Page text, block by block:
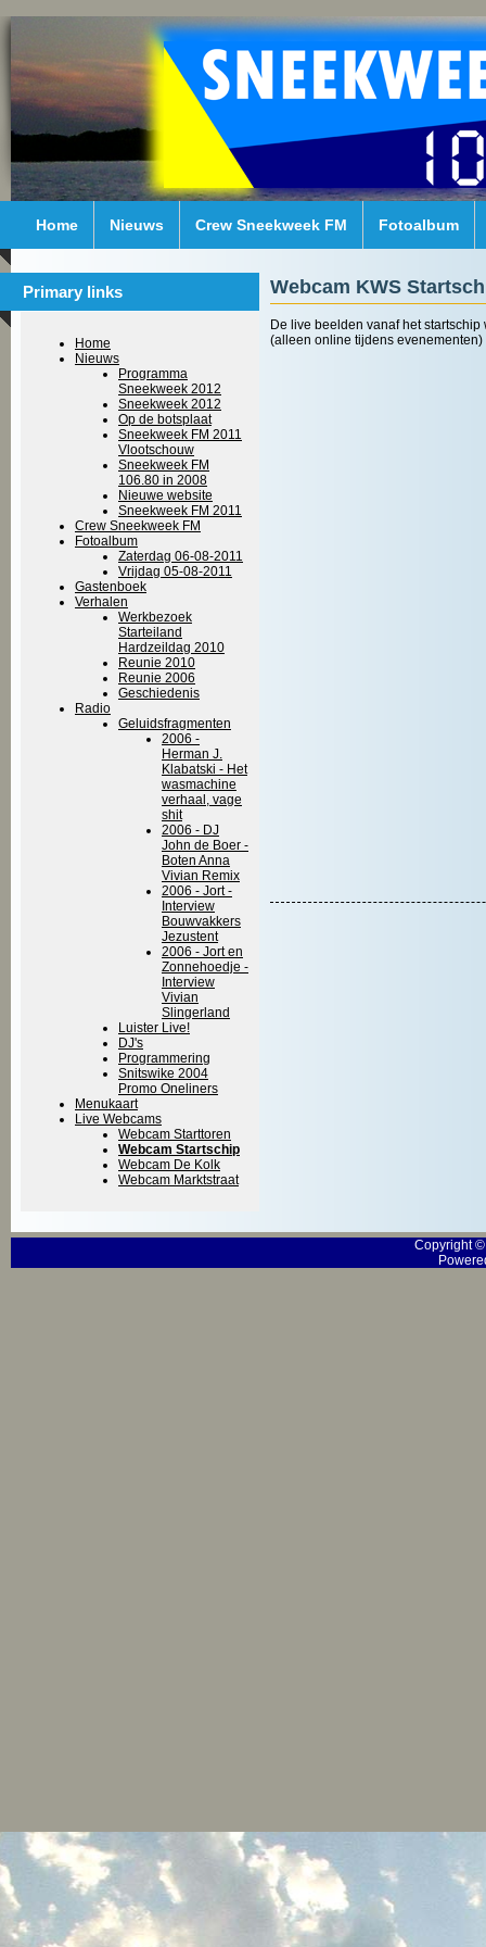
Home Nieuws Crew Sneekweek FM Fotoalbum
Primary links
Home
Nieuws
Programma
Sneekweek 2012
Sneekweek 2012
Op de botsplaat
Sneekweek FM 2011
Vlootschouw
Sneekweek FM
106.80 in 2008
Nieuwe website
Sneekweek FM 2011
Crew Sneekweek FM
Fotoalbum
Zaterdag 06-08-2011
Vrijdag 05-08-2011
Gastenboek
Verhalen
Werkbezoek
Starteiland
Hardzeildag 2010
Reunie 2010
Reunie 2006
Geschiedenis
Radio
Geluidsfragmenten
2006 -
Herman J.
Klabatski - Het
wasmachine
verhaal, vage
shit
2006 - DJ
John de Boer -
Boten Anna
Vivian Remix
2006 - Jort -
Interview
Bouwvakkers
Jezustent
2006 - Jort en
Zonnehoedje -
Interview
Vivian
Slingerland
Luister Live!
DJ's
Programmering
Snitswike 2004
Promo Oneliners
Menukaart
Live Webcams
Webcam Starttoren
Webcam Startschip
Webcam De Kolk
Webcam Marktstraat
Webcam KWS
De live beelden vanaf het
(alleen online tijdens evenementen)
Copyright